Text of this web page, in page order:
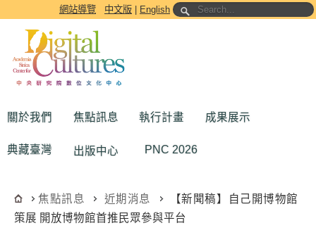
跳到主要內容區塊網站導覽 中文版 English
關於我們 焦點訊息 執行計畫 成果展示
典藏臺灣 出版中心 PNC 2026
焦點訊息 近期消息
【新聞稿】自己開博物館
策展 開放博物館首推民眾參與平台